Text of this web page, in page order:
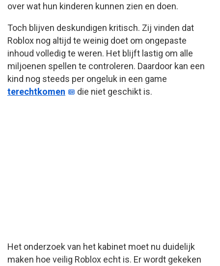
over wat hun kinderen kunnen zien en doen.
Toch blijven deskundigen kritisch. Zij vinden dat
Roblox nog altijd te weinig doet om ongepaste
inhoud volledig te weren. Het blijft lastig om alle
miljoenen spellen te controleren. Daardoor kan een
kind nog steeds per ongeluk in een game
terechtkomen
die niet geschikt is.
Het onderzoek van het kabinet moet nu duidelijk
maken hoe veilig Roblox echt is. Er wordt gekeken